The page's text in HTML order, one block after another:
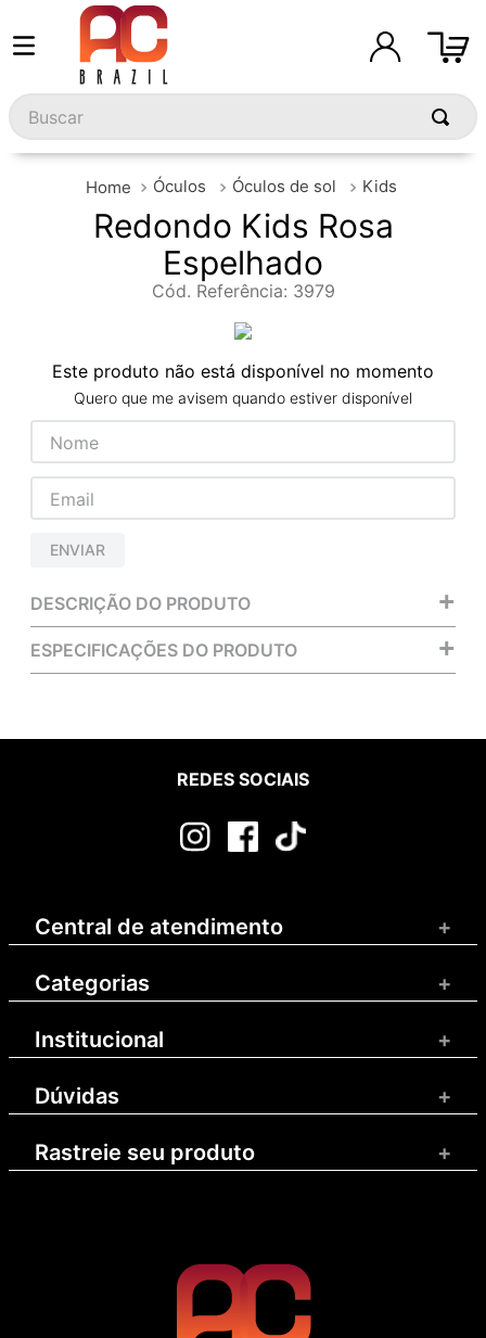
Buscar
Óculos Óculos de sol Kids
Redondo Kids Rosa
Espelhado
Cód. Referência: 3979
Este produto não está disponível no momento
Quero que me avisem quando estiver disponível
ENVIAR
DESCRIÇÃO DO PRODUTO +
ESPECIFICAÇÕES DO PRODUTO +
REDES SOCIAIS
Central de atendimento +
Categorias +
Institucional +
Dúvidas +
Rastreie seu produto +